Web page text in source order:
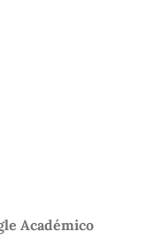
Académico